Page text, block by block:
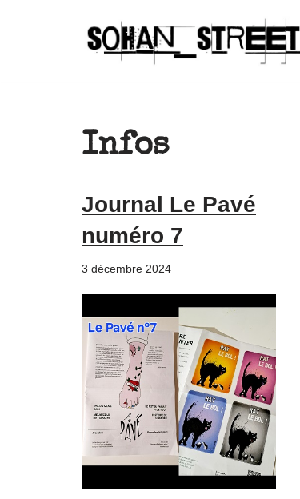
Infos
Journal Le Pavé
numéro 7
3 décembre 2024